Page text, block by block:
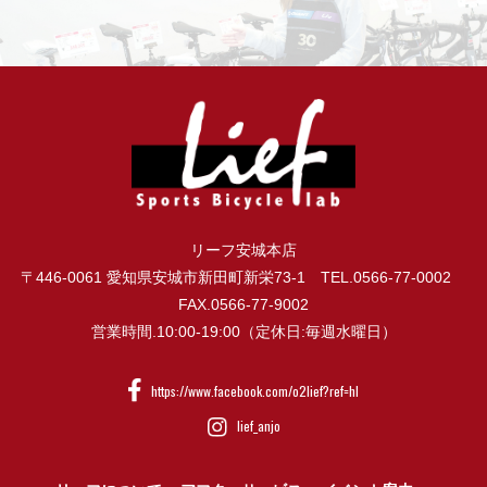
リーフ安城本店
〒446-0061 愛知県安城市新田町新栄73-1 TEL.0566-77-0002
FAX.0566-77-9002
営業時間.10:00-19:00（定休日:毎週水曜日）
https://www.facebook.com/o2lief?ref=hl
lief_anjo